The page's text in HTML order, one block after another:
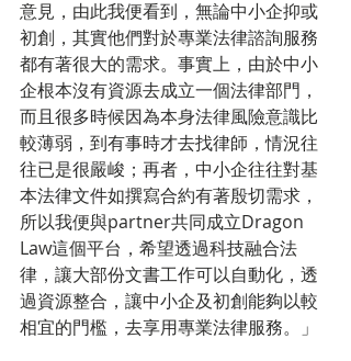
意見，由此我便看到，無論中小企抑或
初創，其實他們對於專業法律諮詢服務
都有著很大的需求。事實上，由於中小
企根本沒有資源去成立一個法律部門，
而且很多時候因為本身法律風險意識比
較薄弱，到有事時才去找律師，情況往
往已是很嚴峻；再者，中小企往往對基
本法律文件如撰寫合約有著殷切需求，
所以我便與partner共同成立Dragon
Law這個平台，希望透過科技融合法
律，讓大部份文書工作可以自動化，透
過資源整合，讓中小企及初創能夠以較
相宜的門檻，去享用專業法律服務。」